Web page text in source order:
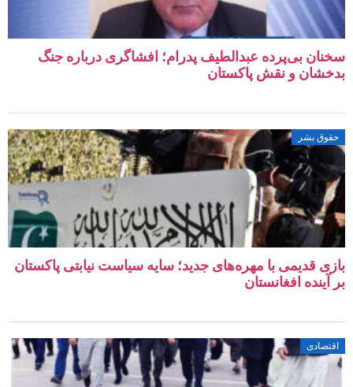
سخنان بی‌پرده عبدالطیف پدرام؛ افشاگری درباره جنگ
بدخشان و نقش پاکستان
حقوق بشر
بازی قدیمی با مهره‌های جدید؛ سایه سیاست نیابتی پاکستان
بر آینده افغانستان
اقتصادی